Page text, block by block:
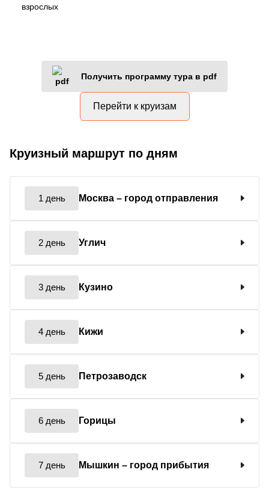
взрослых
Получить программу тура в pdf
Перейти к круизам
Круизный маршрут по дням
1 день Москва – город отправления
2 день Углич
3 день Кузино
4 день Кижи
5 день Петрозаводск
6 день Горицы
7 день Мышкин – город прибытия